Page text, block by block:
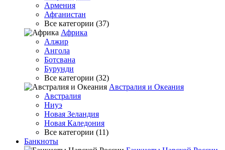
Армения
Афганистан
Все категории (37)
Африка
Алжир
Ангола
Ботсвана
Бурунди
Все категории (32)
Австралия и Океания
Австралия
Ниуэ
Новая Зеландия
Новая Каледония
Все категории (11)
Банкноты